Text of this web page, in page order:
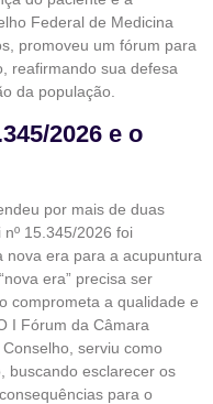
Federal de Medicina
promoveu um fórum para
reafirmando sua defesa
da população.
2026 e o
por mais de duas
15.345/2026 foi
nova era para a acupuntura
era” precisa ser
comprometa a qualidade e
I Fórum da Câmara
serviu como
buscando esclarecer os
para o